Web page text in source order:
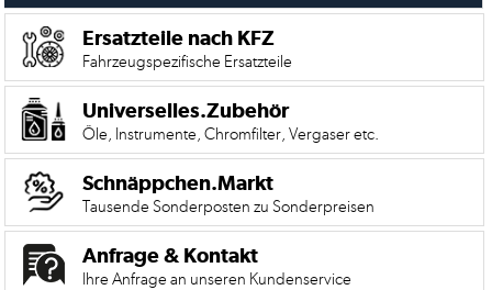
Mein
Account
Ersatzteile nach KFZ
Fahrzeugspezifische Ersatzteile
Universelles.Zubehör
Öle, Instrumente, Chromfilter, Vergaser etc.
Schnäppchen.Markt
Tausende Sonderposten zu Sonderpreisen
Anfrage & Kontakt
Ihre Anfrage an unseren Kundenservice